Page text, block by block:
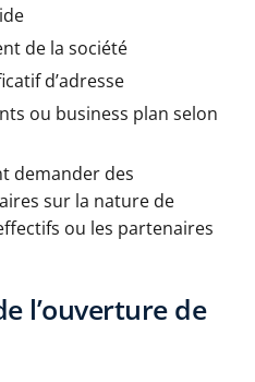
de la société
d’adresse
ou business plan selon
demander des
sur la nature de
ou les partenaires
l’ouverture de